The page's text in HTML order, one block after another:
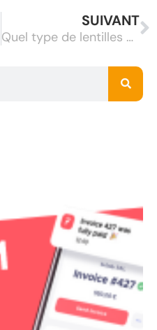
SUIVANT
Quel type de lentilles de contact portez-vous ?